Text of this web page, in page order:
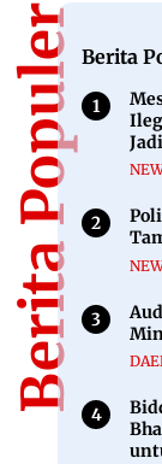
Berita PopulerBerita